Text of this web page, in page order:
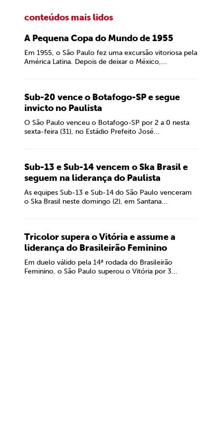
conteúdos mais lidos
A Pequena Copa do Mundo de 1955
Em 1955, o São Paulo fez uma excursão vitoriosa pela
América Latina. Depois de deixar o México,...
Sub-20 vence o Botafogo-SP e segue
invicto no Paulista
O São Paulo venceu o Botafogo-SP por 2 a 0 nesta
sexta-feira (31), no Estádio Prefeito José...
Sub-13 e Sub-14 vencem o Ska Brasil e
seguem na liderança do Paulista
As equipes Sub-13 e Sub-14 do São Paulo venceram
o Ska Brasil neste domingo (2), em Santana...
Tricolor supera o Vitória e assume a
liderança do Brasileirão Feminino
Em duelo válido pela 14ª rodada do Brasileirão
Feminino, o São Paulo superou o Vitória por 3...